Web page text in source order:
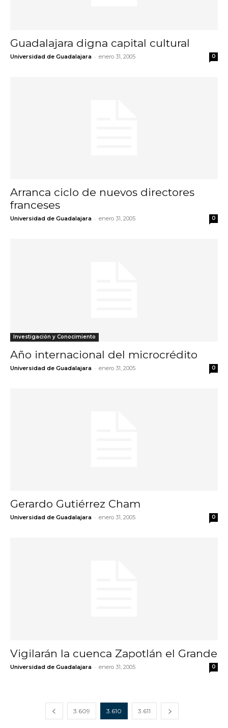
Guadalajara digna capital cultural
Universidad de Guadalajara - enero 31, 2005 0
Arranca ciclo de nuevos directores
franceses
Universidad de Guadalajara - enero 31, 2005 0
Investigación y Conocimiento
Año internacional del microcrédito
Universidad de Guadalajara - enero 31, 2005 0
Gerardo Gutiérrez Cham
Universidad de Guadalajara - enero 31, 2005 0
Vigilarán la cuenca Zapotlán el Grande
Universidad de Guadalajara - enero 31, 2005 0
3.609 3.610 3.611